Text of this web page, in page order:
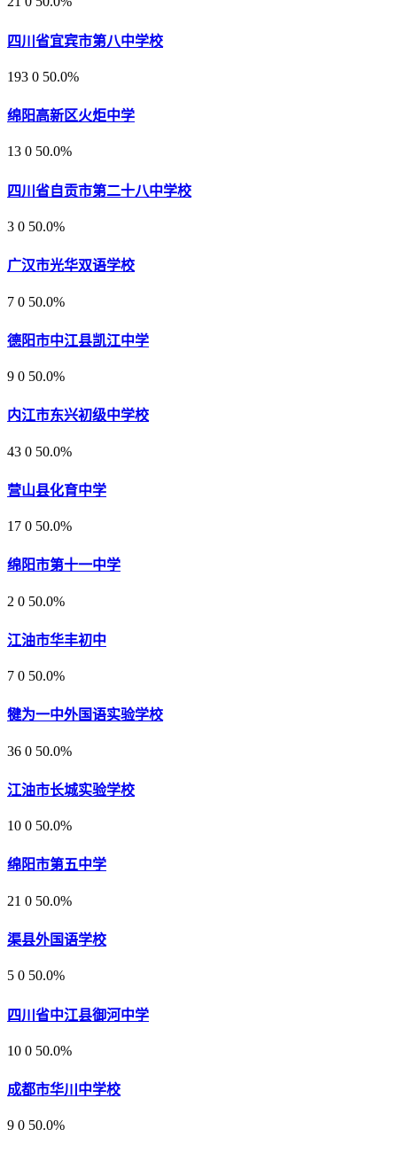
四川省宜宾市第八中学校
193 0 50.0%
绵阳高新区火炬中学
13 0 50.0%
四川省自贡市第二十八中学校
3 0 50.0%
广汉市光华双语学校
7 0 50.0%
德阳市中江县凯江中学
9 0 50.0%
内江市东兴初级中学校
43 0 50.0%
营山县化育中学
17 0 50.0%
绵阳市第十一中学
2 0 50.0%
江油市华丰初中
7 0 50.0%
犍为一中外国语实验学校
36 0 50.0%
江油市长城实验学校
10 0 50.0%
绵阳市第五中学
21 0 50.0%
渠县外国语学校
5 0 50.0%
四川省中江县御河中学
10 0 50.0%
成都市华川中学校
9 0 50.0%